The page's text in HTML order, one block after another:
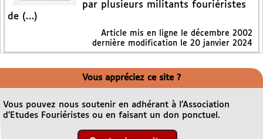
par plusieurs militants fouriéristes
de (…)
Article mis en ligne le décembre 2002
dernière modification le 20 janvier 2024
Vous appréciez ce site ?
Vous pouvez nous soutenir en adhérant à l’Association
d’Etudes Fouriéristes ou en faisant un don ponctuel.